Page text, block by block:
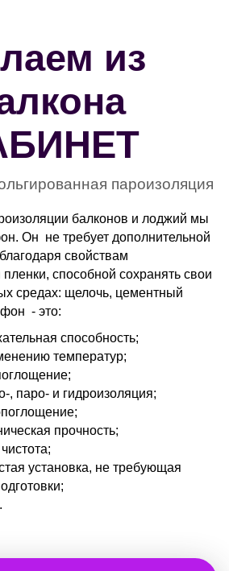
из
пароизоляция
балконов и лоджий мы
Он не требует дополнительной
свойствам
способной сохранять свои
средах: щелочь, цементный
- это:
способность;
температур;
, паро- и гидроизоляция;
прочность;
установка, не требующая